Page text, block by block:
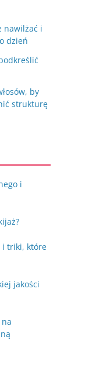
nawilżać i
dzień
by
strukturę
i
i triki, które
jakości